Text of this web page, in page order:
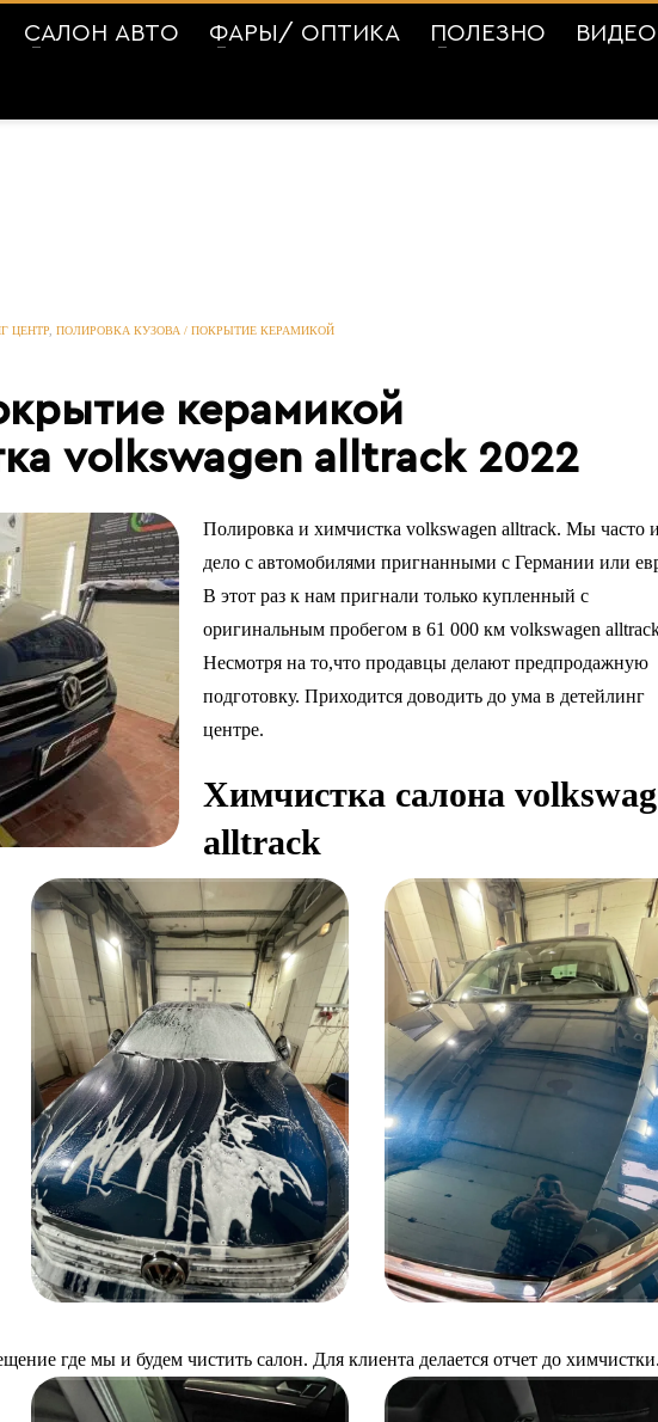
САЛОН АВТО ФАРЫ/ ОПТИКА ПОЛЕЗНО
ЦЕНТР ПОЛИРОВКА КУЗОВА / ПОКРЫТИЕ КЕРАМИКОЙ
керамикой
volkswagen alltrack 2022
Полировка и химчистка volkswagen alltrack. Мы часто
дело с автомобилями пригнанными с Германии или
В этот раз к нам пригнали только купленный с
оригинальным пробегом в 61 000 км volkswagen
Несмотря на то,что продавцы делают предпродажную
подготовку. Приходится доводить до ума в детейлинг
центре.
Химчистка салона
alltrack
где мы и будем чистить салон. Для клиента делается отчет до